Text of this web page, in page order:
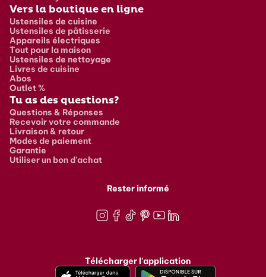
Vers la boutique en ligne
Ustensiles de cuisine
Ustensiles de pâtisserie
Appareils électriques
Tout pour la maison
Ustensiles de nettoyage
Livres de cuisine
Abos
Outlet %
Tu as des questions?
Questions & Réponses
Recevoir votre commande
Livraison & retour
Modes de paiement
Garantie
Utiliser un bon d'achat
Rester informé
Télécharger l'application